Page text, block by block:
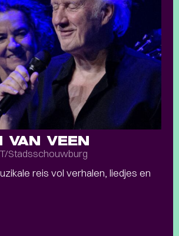
VAN VEEN
Stadsschouwburg
reis vol verhalen, liedjes en